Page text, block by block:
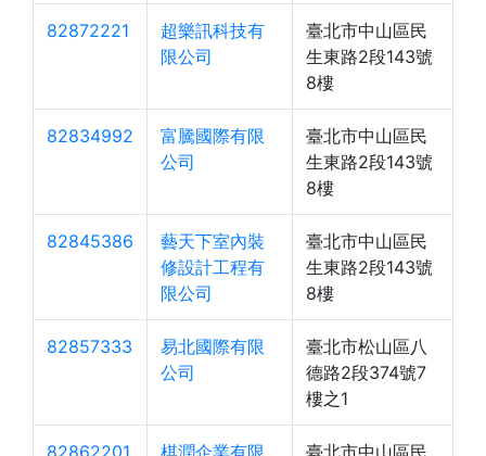
82872221
超樂訊科技有
限公司
臺北市中山區民
生東路2段143號
8樓
82834992
富騰國際有限
公司
臺北市中山區民
生東路2段143號
8樓
82845386
藝天下室內裝
修設計工程有
限公司
臺北市中山區民
生東路2段143號
8樓
82857333
易北國際有限
公司
臺北市松山區八
德路2段374號7
樓之1
82862201
棋潤企業有限
臺北市中山區民